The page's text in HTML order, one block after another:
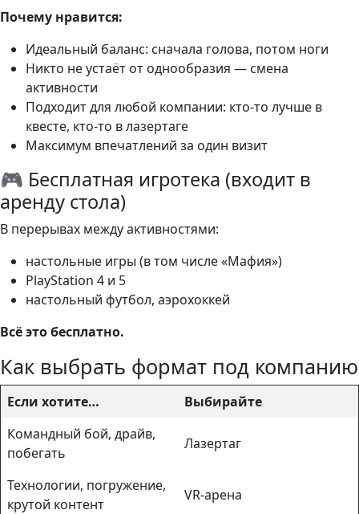
Почему нравится:
Идеальный баланс: сначала голова, потом ноги
Никто не устаёт от однообразия — смена
активности
Подходит для любой компании: кто-то лучше в
квесте, кто-то в лазертаге
Максимум впечатлений за один визит
🎮 Бесплатная игротека (входит в
аренду стола)
В перерывах между активностями:
настольные игры (в том числе «Мафия»)
PlayStation 4 и 5
настольный футбол, аэрохоккей
Всё это бесплатно.
Как выбрать формат под компанию
Если хотите…
Выбирайте
Командный бой, драйв,
побегать
Лазертаг
Технологии, погружение,
крутой контент
VR-арена